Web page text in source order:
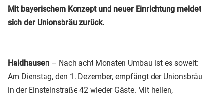
Mit bayerischem Konzept und neuer Einrichtung meldet
sich der Unionsbräu zurück.
Haidhausen – Nach acht Monaten Umbau ist es soweit:
Am Dienstag, den 1. Dezember, empfängt der Unionsbräu
in der Einsteinstraße 42 wieder Gäste. Mit hellen,